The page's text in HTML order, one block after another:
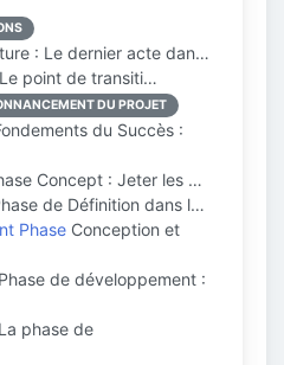
: Le dernier acte dan…
point de transiti…
DU PROJET
du Succès :
Concept : Jeter les …
de Définition dans l…
Phase Conception et
Phase de développement :
La phase de